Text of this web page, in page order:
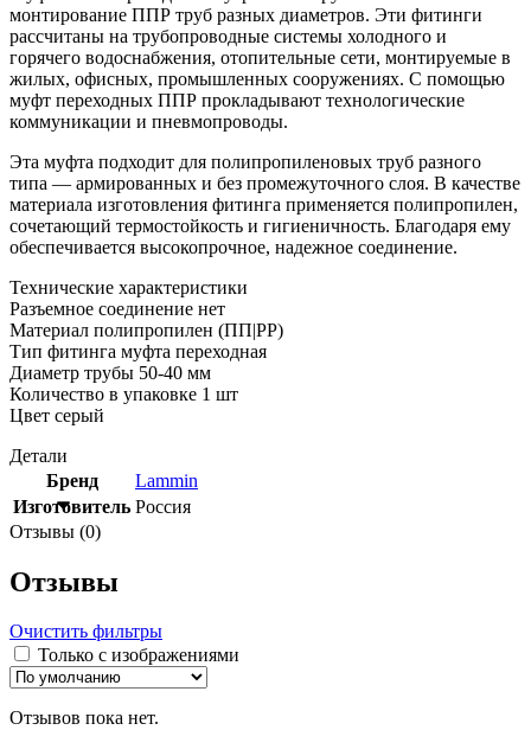
монтирование ППР труб разных диаметров. Эти фитинги
рассчитаны на трубопроводные системы холодного и
горячего водоснабжения, отопительные сети, монтируемые в
жилых, офисных, промышленных сооружениях. С помощью
муфт переходных ППР прокладывают технологические
коммуникации и пневмопроводы.
Эта муфта подходит для полипропиленовых труб разного
типа — армированных и без промежуточного слоя. В качестве
материала изготовления фитинга применяется полипропилен,
сочетающий термостойкость и гигиеничность. Благодаря ему
обеспечивается высокопрочное, надежное соединение.
Технические характеристики
Разъемное соединение нет
Материал полипропилен (ПП|PP)
Тип фитинга муфта переходная
Диаметр трубы 50-40 мм
Количество в упаковке 1 шт
Цвет серый
Детали
Бренд
Lammin
Изготовитель Россия
Отзывы (0)
Отзывы
Очистить фильтры
Только с изображениями
Отзывов пока нет.